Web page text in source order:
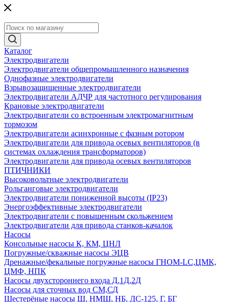
Каталог
Электродвигатели
Электродвигатели общепромышленного назначения
Однофазные электродвигатели
Взрывозащищенные электродвигатели
Электродвигатели АДЧР для частотного регулирования
Крановые электродвигатели
Электродвигатели со встроенным электромагнитным
тормозом
Электродвигатели асинхронные с фазным ротором
Электродвигатели для привода осевых вентиляторов (в
системах охлаждения трансформаторов)
Электродвигатели для привода осевых вентиляторов
ПТИЧНИКИ
Высоковольтные электродвигатели
Рольганговые электродвигатели
Электродвигатели пониженной высоты (IP23)
Энергоэффективные электродвигатели
Электродвигатели с повышенным скольжением
Электродвигатели для привода станков-качалок
Насосы
Консольные насосы К, КМ, ЦНЛ
Погружные/скважные насосы ЭЦВ
Дренажные/фекальные погружные насосы ГНОМ-LC,ЦМК,
ЦМФ, НПК
Насосы двухстороннего входа Д,1Д,2Д
Насосы для сточных вод СМ,СД
Шестерёные насосы Ш, НМШ, НБ, ДС-125, Г, БГ